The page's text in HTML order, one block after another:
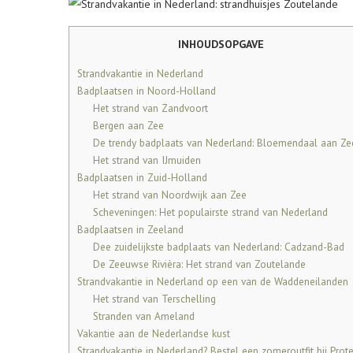
INHOUDSOPGAVE
Strandvakantie in Nederland
Badplaatsen in Noord-Holland
Het strand van Zandvoort
Bergen aan Zee
De trendy badplaats van Nederland: Bloemendaal aan
Het strand van IJmuiden
Badplaatsen in Zuid-Holland
Het strand van Noordwijk aan Zee
Scheveningen: Het populairste strand van Nederland
Badplaatsen in Zeeland
Dee zuidelijkste badplaats van Nederland: Cadzand-Bad
De Zeeuwse Rivièra: Het strand van Zoutelande
Strandvakantie in Nederland op een van de Waddeneilanden
Het strand van Terschelling
Stranden van Ameland
Vakantie aan de Nederlandse kust